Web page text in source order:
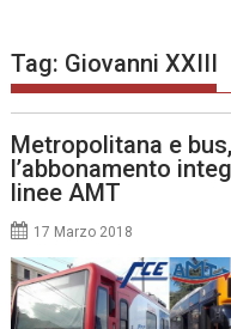
Tag: Giovanni XXIII
Metropolitana e
l’abbonamento
linee AMT
17 Marzo 2018